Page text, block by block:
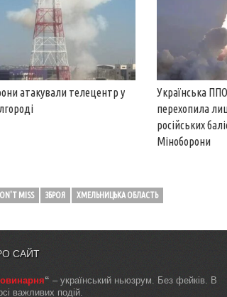
атакували телецентр у
Українська
перехопила
російських
Міноборони
MISS ЗБРОЯ ХМЕЛЬНИЦЬКА ОБЛАСТЬ
САЙТ
“ – український ньюзрум. Без фейків. В
важливих подій.